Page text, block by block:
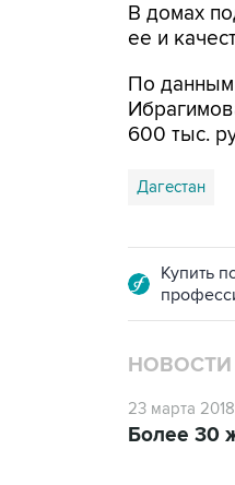
В домах
ее и
По данным
600 тыс.
Дагестан
Купить
НОВОСТИ
23 марта
Более 30